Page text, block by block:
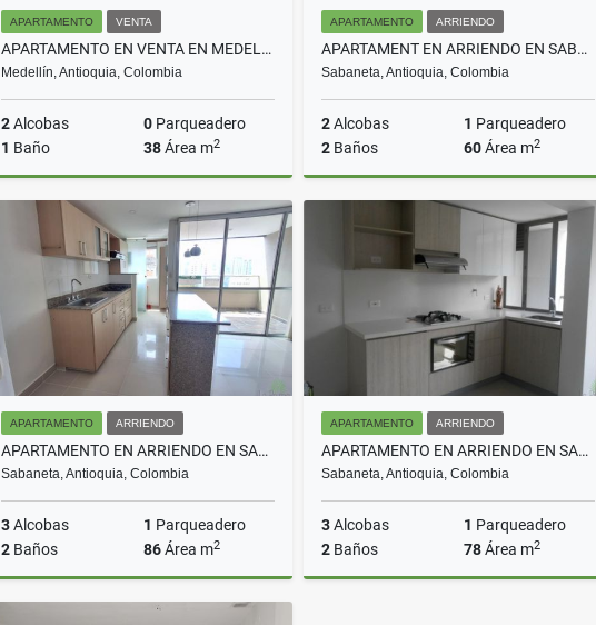
APARTAMENTO VENTA
APARTAMENTO EN VENTA EN MEDELLIN COD 5601
Medellín, Antioquia, Colombia
2Alcobas 0 Parqueadero
1 Baño 38Área m2
Venta
$190.000.000
APARTAMENTO ARRIENDO
APARTAMENT EN ARRIENDO EN SABANETA COS 10752
Sabaneta, Antioquia, Colombia
2Alcobas 1 Parqueadero
2 Baños 60Área m2
Arriendo
APARTAMENTO ARRIENDO
APARTAMENTO EN ARRIENDO EN SABANETA COD 10666
Sabaneta, Antioquia, Colombia
3Alcobas 1 Parqueadero
2 Baños 86Área m2
Arriendo
APARTAMENTO ARRIENDO
APARTAMENTO EN ARRIENDO EN SABANETA COD 3885
Sabaneta, Antioquia, Colombia
3Alcobas 1 Parqueadero
2 Baños 78Área m2